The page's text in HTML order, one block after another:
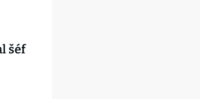
šéf